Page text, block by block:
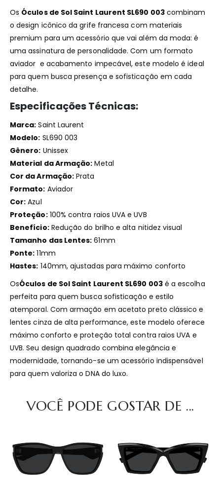
Os Óculos de Sol Saint Laurent SL690 003combinam
o design icônico da grife francesa com materiais
premium para um acessório que vai além da moda: é
uma assinatura de personalidade. Com um formato
aviador e acabamento impecável, este modelo é ideal
para quem busca presença e sofisticação em cada
detalhe.
Especificações Técnicas:
Marca: Saint Laurent
Modelo: SL690 003
Gênero: Unissex
Material da Armação: Metal
Cor da Armação: Prata
Formato: Aviador
Cor: Azul
Proteção:100% contra raios UVA e UVB
Benefício:Redução do brilho e alta nitidez visual
Tamanho das Lentes: 61mm
Ponte: 11mm
Hastes: 140mm, ajustadas para máximo conforto
OsÓculos de Sol Saint Laurent SL690 003é a escolha
perfeita para quem busca sofisticação e estilo
atemporal. Com armação em acetato preto clássico e
lentes cinza de alta performance, este modelo oferece
máximo conforto e proteção total contra raios UVA e
UVB. Seu design quadrado combina elegância e
modernidade, tornando-se um acessório indispensável
para quem valoriza o DNA do luxo.
VOCÊ PODE GOSTAR DE ...